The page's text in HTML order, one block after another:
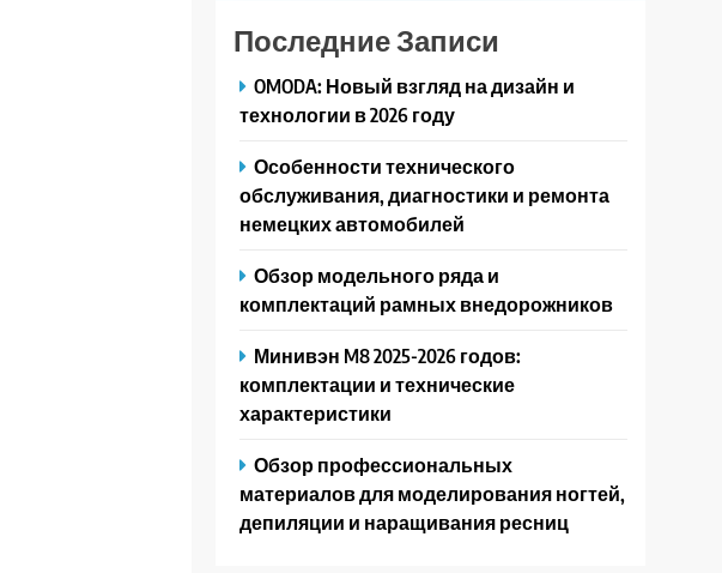
Последние Записи
OMODA: Новый взгляд на дизайн и
технологии в 2026 году
Особенности технического
обслуживания, диагностики и ремонта
немецких автомобилей
Обзор модельного ряда и
комплектаций рамных внедорожников
Минивэн M8 2025-2026 годов:
комплектации и технические
характеристики
Обзор профессиональных
материалов для моделирования ногтей,
депиляции и наращивания ресниц